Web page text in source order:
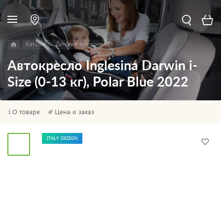
Каталог Детские автокресла
Автокресло Inglesina Darwin i-
Size (0-13 кг), Polar Blue 2022
О товаре Цена и заказ
ITALY DESIGN